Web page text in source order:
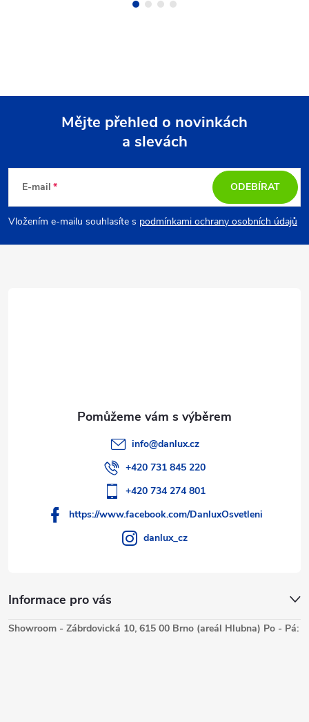
p
a
Mějte přehled o novinkách
a slevách
E-mail
Vložením e-mailu souhlasíte s podmínkami ochrany osobních údajů
ODEBÍRAT
Informace pro vás
info@danlux.cz
+420 731 845 220
+420 734 274 801
https://www.facebook.com/DanluxOsvetleni
danlux_cz
Showroom - Zábrdovická 10, 615 00 Brno (areál Hlubna) Po - Pá: